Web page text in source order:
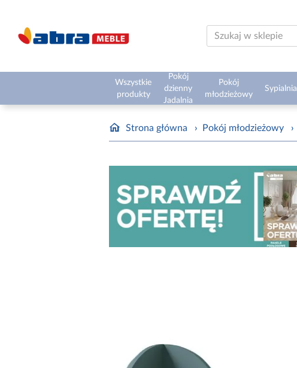
Wszystkie
produkty
Pokój
dzienny
Jadalnia
Pokój
młodzieżowy
Sypialnia
Strona główna › Pokój młodzieżowy ›